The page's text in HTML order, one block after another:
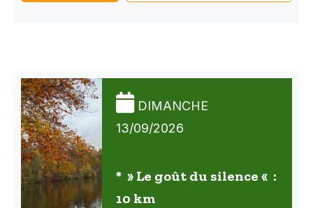
DIMANCHE
13/09/2026
* » Le goût du silence « :
10 km